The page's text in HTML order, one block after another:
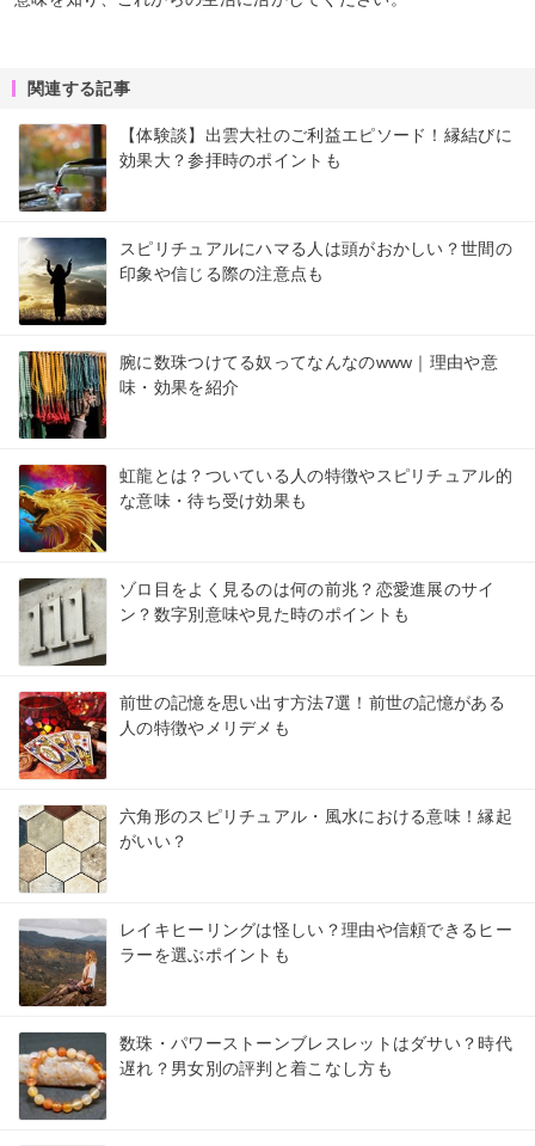
関連する記事
【体験談】出雲大社のご利益エピソード！縁結びに
効果大？参拝時のポイントも
スピリチュアルにハマる人は頭がおかしい？世間の
印象や信じる際の注意点も
腕に数珠つけてる奴ってなんなのwww｜理由や意
味・効果を紹介
虹龍とは？ついている人の特徴やスピリチュアル的
な意味・待ち受け効果も
ゾロ目をよく見るのは何の前兆？恋愛進展のサイ
ン？数字別意味や見た時のポイントも
前世の記憶を思い出す方法7選！前世の記憶がある
人の特徴やメリデメも
六角形のスピリチュアル・風水における意味！縁起
がいい？
レイキヒーリングは怪しい？理由や信頼できるヒー
ラーを選ぶポイントも
数珠・パワーストーンブレスレットはダサい？時代
遅れ？男女別の評判と着こなし方も